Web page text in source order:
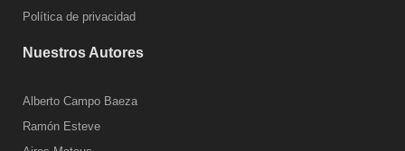
Política de privacidad
Nuestros Autores
Alberto Campo Baeza
Ramón Esteve